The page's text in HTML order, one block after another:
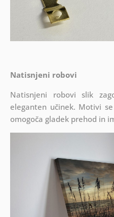
Natisnjeni robovi
Natisnjeni robovi slik
eleganten učinek. Motivi
omogoča gladek prehod in